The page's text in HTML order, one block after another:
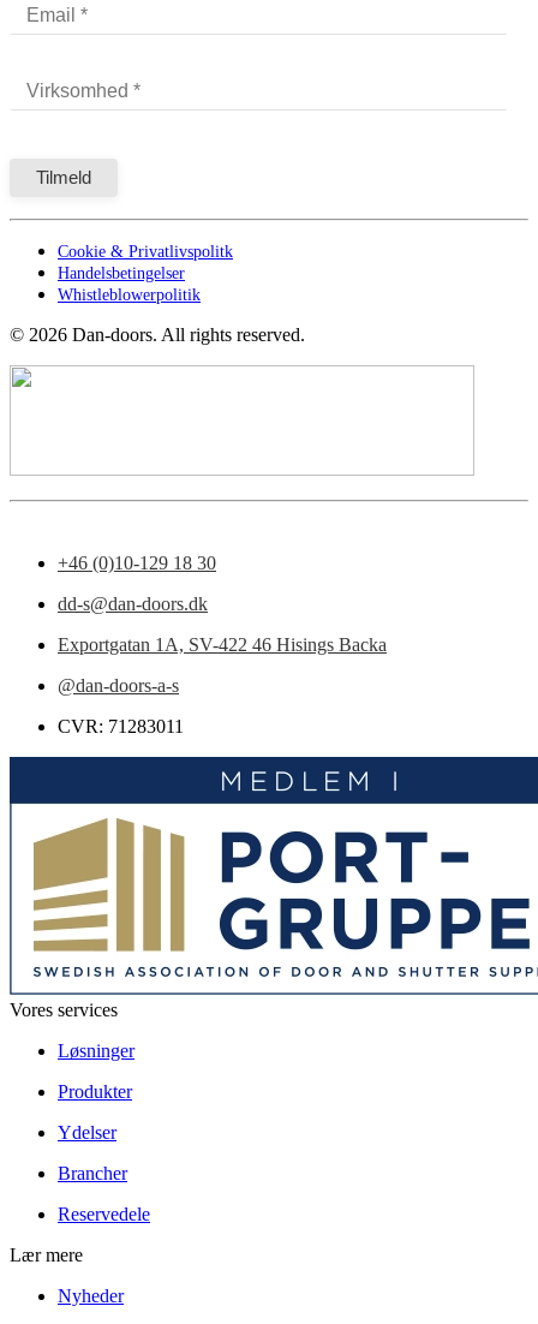
Cookie & Privatlivspolitk
Handelsbetingelser
Whistleblowerpolitik
© 2026 Dan-doors. All rights reserved.
+46 (0)10-129 18 30
dd-s@dan-doors.dk
Exportgatan 1A, SV-422 46 Hisings Backa
@dan-doors-a-s
CVR: 71283011
Vores services
Løsninger
Produkter
Ydelser
Brancher
Reservedele
Lær mere
Nyheder